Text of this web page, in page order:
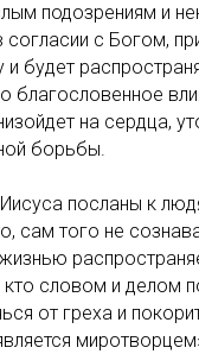
подозрениям и
с Богом,
будет
благословенное
на сердца,
борьбы.
посланы к
сам того не
словом и делом
от греха и